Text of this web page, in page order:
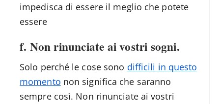
impedisca di essere il meglio che potete
essere
f. Non rinunciate ai vostri sogni.
Solo perché le cose sono difficili in questo
momento non significa che saranno
sempre così. Non rinunciate ai vostri